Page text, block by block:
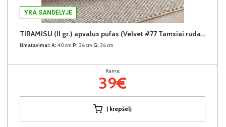
YRA SANDĖLYJE
TIRAMISU (II gr.) apvalus pufas (Velvet #77 Tamsiai rudas)
Išmatavimai: A: 40cm P: 36cm G: 36cm
Kaina:
39€
Į krepšelį